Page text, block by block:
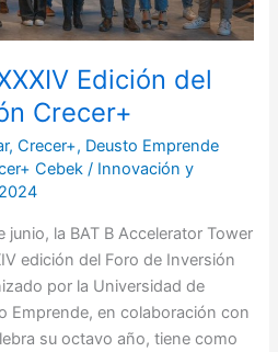
Edición del
Crecer+
,Crecer+, Deusto Emprende
Cebek / Innovación y
junio, la BAT B Accelerator Tower
edición del Foro de Inversión
por la Universidad de
Emprende, en colaboración con
su octavo año, tiene como